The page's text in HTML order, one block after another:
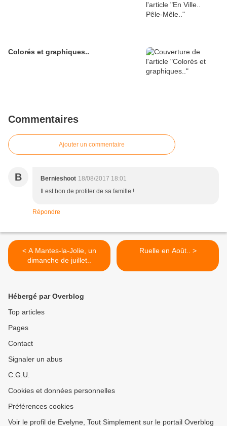
Colorés et graphiques..
Commentaires
Ajouter un commentaire
B Bernieshoot 18/08/2017 18:01
Il est bon de profiter de sa famille !
Répondre
< A Mantes-la-Jolie, un
dimanche de juillet..
Ruelle en Août.. >
Hébergé par Overblog
Top articles
Pages
Contact
Signaler un abus
C.G.U.
Cookies et données personnelles
Préférences cookies
Voir le profil de Evelyne, Tout Simplement sur le portail Overblog